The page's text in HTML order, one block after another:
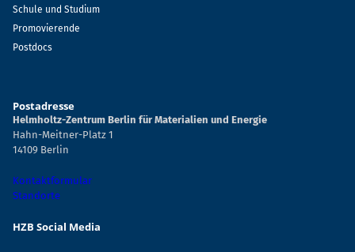
Schule und Studium
Promovierende
Postdocs
Postadresse
Helmholtz-Zentrum Berlin für Materialien und Energie
Hahn-Meitner-Platz 1
14109 Berlin
Kontaktformular
Standorte
HZB Social Media